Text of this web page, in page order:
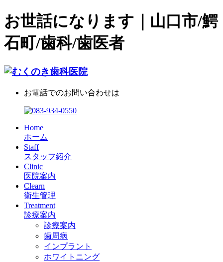
お世話になります｜山口市/鰐
石町/歯科/歯医者
お電話でのお問い合わせは
Home
ホーム
Staff
スタッフ紹介
Clinic
医院案内
Clearn
衛生管理
Treatment
診療案内
診療案内
歯周病
インプラント
ホワイトニング